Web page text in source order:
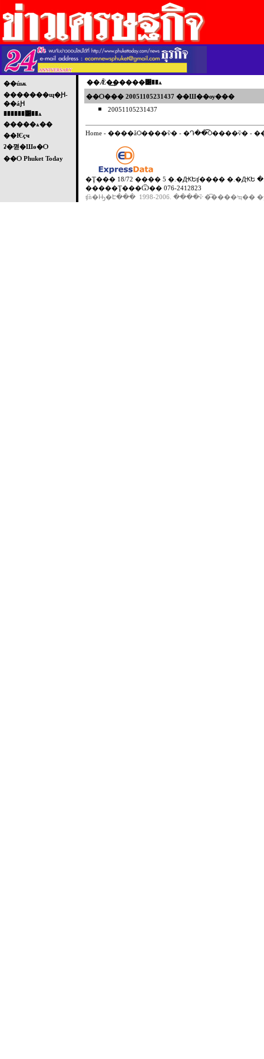
��úѭ
�������ɰ�Ԩ-
��áԨ
������͹��ѧ
�����ѧ��
��Ѥçҹ
ʡ�껻�Шө�Ѻ
��Ѻ Phuket Today
��Ǣ�͢�����͹��ѧ
��Ѻ��� 20051105231437 ��Ш��ѹ���
20051105231437
Home - ����ǡѺ����ѷ� - �Դ��͡Ѻ����ѷ� -
�Ţ��� 18/72 ���� 5 �.�ԪԵʧ���� �.�ԪԵ
�����Ţ���Ѿ�� 076-2412823
ʧǹ�Ԣ�Է��� 1998-2006. ����ѷ �͡����ʴҵ��